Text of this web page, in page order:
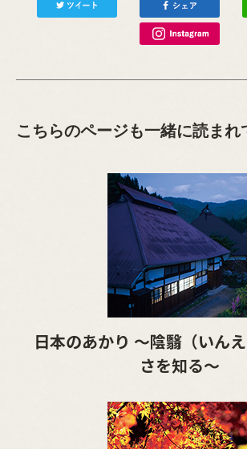
こちらのページも一緒に読まれ
日本のあかり ～陰翳（いん
さを知る～